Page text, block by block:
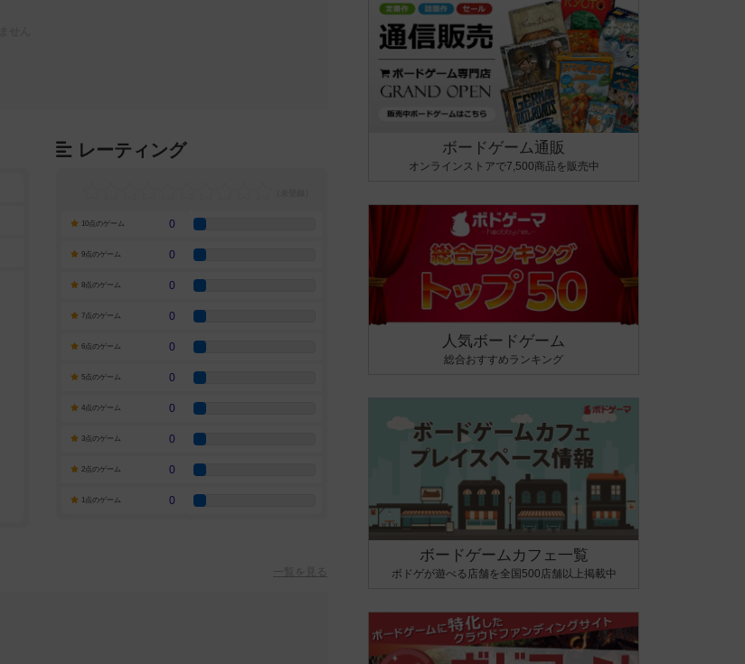
レーティング
10点のゲーム 0
9点のゲーム 0
8点のゲーム 0
7点のゲーム 0
6点のゲーム 0
5点のゲーム 0
4点のゲーム 0
3点のゲーム 0
2点のゲーム 0
1点のゲーム 0
一覧を見る
ボードゲーム通販
オンラインストアで7,500商品を販売中
人気ボードゲーム
総合おすすめランキング
ボードゲームカフェ一覧
ボドゲが遊べる店舗を全国500店舗以上掲載中